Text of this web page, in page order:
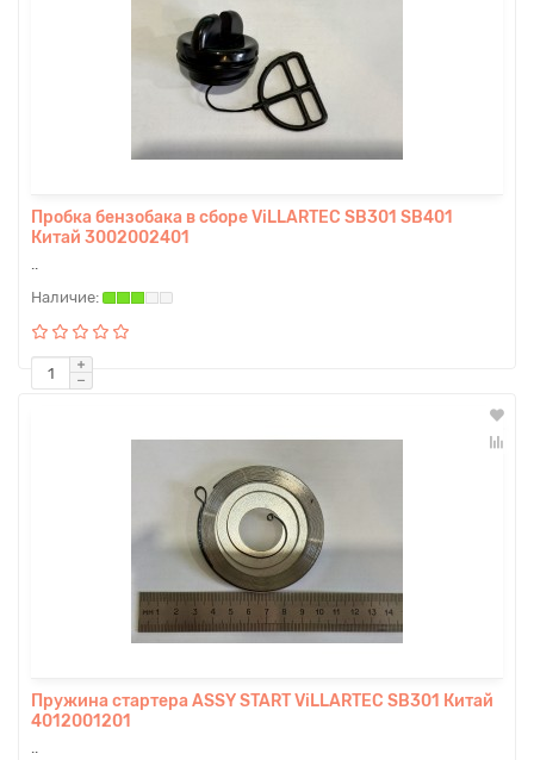
Пробка бензобака в сборе ViLLARTEC SB301 SB401
Китай 3002002401
..
Пружина стартера ASSY START ViLLARTEC SB301 Китай
4012001201
..